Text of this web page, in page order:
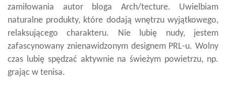
zamiłowania autor bloga Arch/tecture. Uwielbiam
naturalne produkty, które dodają wnętrzu wyjątkowego,
relaksującego charakteru. Nie lubię nudy, jestem
zafascynowany znienawidzonym designem PRL-u. Wolny
czas lubię spędzać aktywnie na świeżym powietrzu, np.
grając w tenisa.